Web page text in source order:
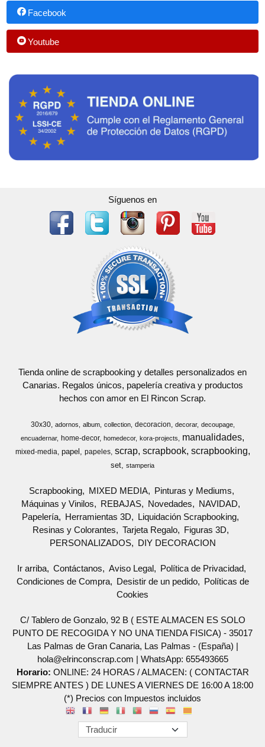
Facebook
Youtube
Síguenos en
Tienda online de scrapbooking y detalles personalizados en
Canarias. Regalos únicos, papelería creativa y productos
hechos con amor en El Rincon Scrap.
30x30 adornos album collection decoracion decorar
decoupage
encuadernar
home-decor homedecor kora-projects manualidades
mixed-media papel papeles scrap scrapbook scrapbooking
set stamperia
Scrapbooking MIXED MEDIA
Pinturas y Mediums
Máquinas y Vinilos
REBAJAS Novedades
NAVIDAD
Papelería
Herramientas 3D
Liquidación Scrapbooking
Resinas y Colorantes
Tarjeta Regalo
Figuras 3D
PERSONALIZADOS
DIY DECORACION
Ir arriba Contáctanos Aviso Legal
Política de Privacidad
Condiciones de Compra
Desistir de un pedido
Políticas de
Cookies
C/ Tablero de Gonzalo, 92 B ( ESTE ALMACEN ES SOLO
PUNTO DE RECOGIDA Y NO UNA TIENDA FISICA) - 35017
Las Palmas de Gran Canaria, Las Palmas - (España) |
hola@elrinconscrap.com | WhatsApp: 655493665
Horario: ONLINE: 24 HORAS / ALMACEN: ( CONTACTAR
SIEMPRE ANTES ) DE LUNES A VIERNES DE 16:00 A 18:00
(*) Precios con Impuestos incluidos